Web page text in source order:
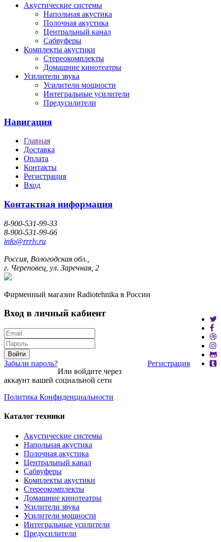
Акустические системы
Напольная акустика
Полочная акустика
Центральный канал
Сабвуферы
Комплекты акустики
Стереокомплекты
Домашние кинотеатры
Усилители звука
Усилители мощности
Интегральные усилители
Предусилители
Навигация
Главная
Доставка
Оплата
Контакты
Регистрация
Вход
Контактная информация
8-900-531-99-33
8-900-531-99-66
info@rrrlv.ru
Россия, Вологодская обл.,
г. Череповец, ул. Заречная, 2
Фирменный магазин Radiotehnika в России
Вход в личный кабиент
Войти
Забыли пароль?
Регистрация
Или войдите через
аккаунт вашей социальной сети
Политика Конфиденциальности
Каталог техники
Акустические системы
Напольная акустика
Полочная акустика
Центральный канал
Сабвуферы
Комплекты акустики
Стереокомплекты
Домашние кинотеатры
Усилители звука
Усилители мощности
Интегральные усилители
Предусилители